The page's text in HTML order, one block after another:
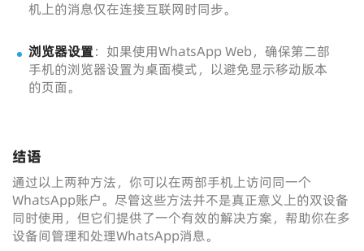
机上的消息仅在连接互联网时同步。
浏览器设置：如果使用WhatsApp Web，确保第二部
手机的浏览器设置为桌面模式，以避免显示移动版本
的页面。
结语
通过以上两种方法，你可以在两部手机上访问同一个
WhatsApp账户。尽管这些方法并不是真正意义上的双设备
同时使用，但它们提供了一个有效的解决方案，帮助你在多
设备间管理和处理WhatsApp消息。